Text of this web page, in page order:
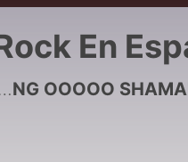
En
4 - CHANGO KING OOOOO